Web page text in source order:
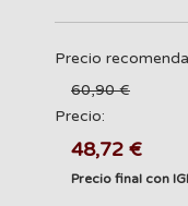
Precio
60,90 €
Precio:
48,72 €
Precio final con